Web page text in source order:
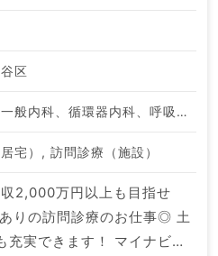
区
心療内科、一般内科、循環器内科、呼吸器内科、消化器内科、内分泌・代謝内科、腎臓内科、老年内科、膠原病科
宅）, 訪問診療（施設）
2,000万円以上も目指せ
りの訪問診療のお仕事◎ 土
きます！ マイナビ